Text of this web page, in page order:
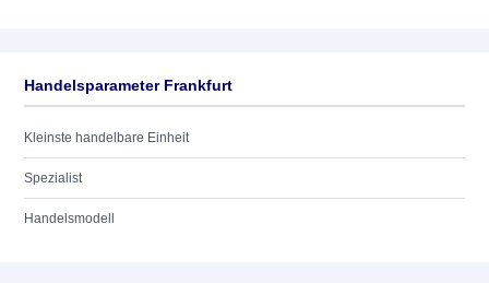
Handelsparameter Frankfurt
Kleinste handelbare Einheit
Spezialist
Handelsmodell